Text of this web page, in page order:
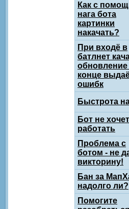
Как с
нага бота
картинки
накачать?
При входё в
батлнет
обновление
конце
ошибк
Быстрота
Бот не хочет
работать
Проблема с
ботом - не
викторину!
Бан за
надолго ли?
Помогите